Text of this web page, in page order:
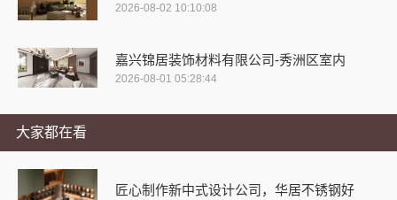
2026-08-02 10:10:08
嘉兴锦居装饰材料有限公司-秀洲区室内
2026-08-01 05:28:44
大家都在看
匠心制作新中式设计公司，华居不锈钢好